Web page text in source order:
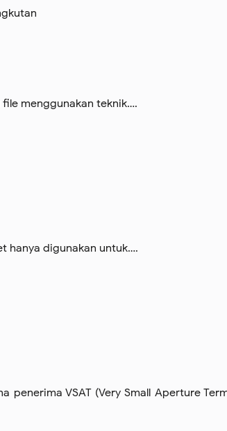
menggunakan teknik….
hanya digunakan untuk….
penerima VSAT (Very Small Aperture